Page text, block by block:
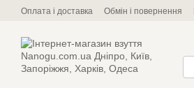
Перейти до основного контенту
Оплата і доставка Обмін і повернення